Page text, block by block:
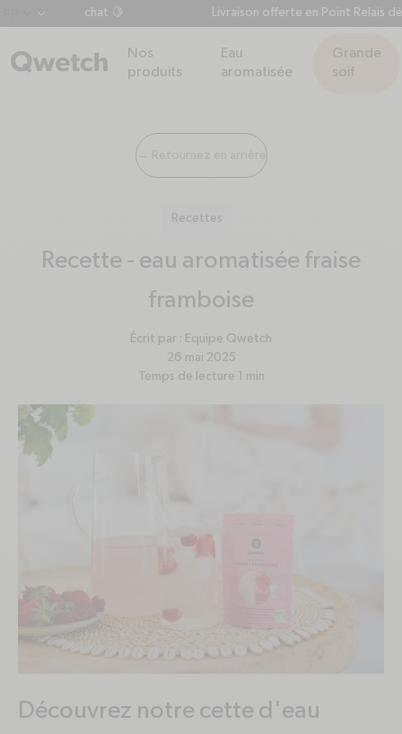
60€ d'achat 🍋 Livraison offerte en Point Relais dès
Nos
produits
Eau
aromatisée
Grande
soif
Recettes
Recette - eau aromatisée fraise
framboise
Écrit par : Equipe Qwetch
26 mai 2025
Temps de lecture
min
Découvrez notre cette d'eau